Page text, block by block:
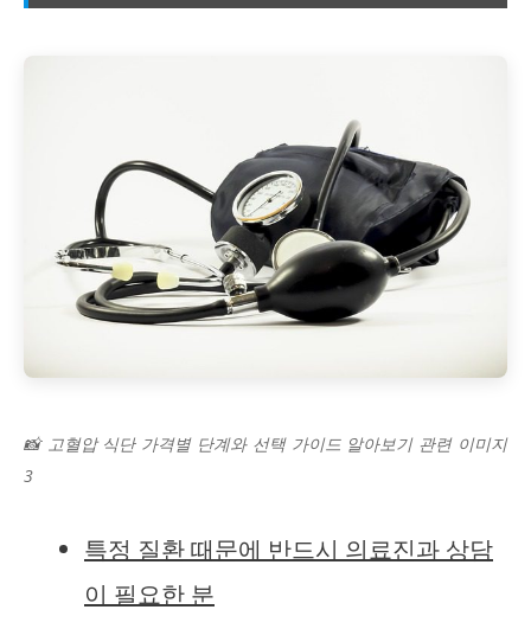
📸 고혈압 식단 가격별 단계와 선택 가이드 알아보기 관련 이미지
3
특정 질환 때문에 반드시 의료진과 상담
이 필요한 분